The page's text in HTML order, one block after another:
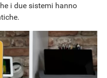
i due sistemi hanno